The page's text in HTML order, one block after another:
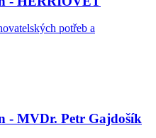
potřeb a
- MVDr. Petr Gajdošík